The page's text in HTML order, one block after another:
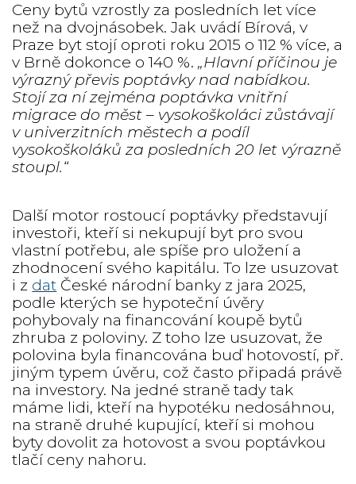
Ceny bytů vzrostly za posledních let více
než na dvojnásobek. Jak uvádí Bírová, v
Praze byt stojí oproti roku 2015 o 112 % více, a
v Brně dokonce o 140 %.„Hlavní příčinou je
výrazný převis poptávky nad nabídkou.
Stojí za ní zejména poptávka vnitřní
migrace do měst – vysokoškoláci zůstávají
v univerzitních městech a podíl
vysokoškoláků za posledních 20 let výrazně
stoupl.“
Další motor rostoucí poptávky představují
investoři, kteří si nekupují byt pro svou
vlastní potřebu, ale spíše pro uložení a
zhodnocení svého kapitálu. To lze usuzovat
i z dat České národní banky z jara 2025,
podle kterých se hypoteční úvěry
pohybovaly na financování koupě bytů
zhruba z poloviny. Z toho lze usuzovat, že
polovina byla financována buď hotovostí, př.
jiným typem úvěru, což často připadá právě
na investory. Na jedné straně tady tak
máme lidi, kteří na hypotéku nedosáhnou,
na straně druhé kupující, kteří si mohou
byty dovolit za hotovost a svou poptávkou
tlačí ceny nahoru.